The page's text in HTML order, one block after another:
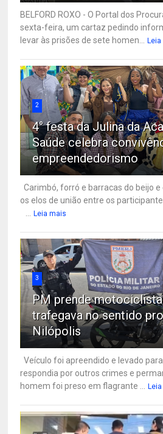
BELFORD ROXO - O Portal dos
sexta-feira, um cartaz pedindo
levar às prisões de sete homen...
Leia
2
4° festa da Julina da
Saúde celebra
empreendedorismo
Carimbó, forró e barracas do beijo
os elos de união entre os
Leia mais
3
PM prende
trafegava no sentido
Nilópolis
Veículo foi apreendido e levado
respondia por outros crimes e
homem foi preso em flagrante ...